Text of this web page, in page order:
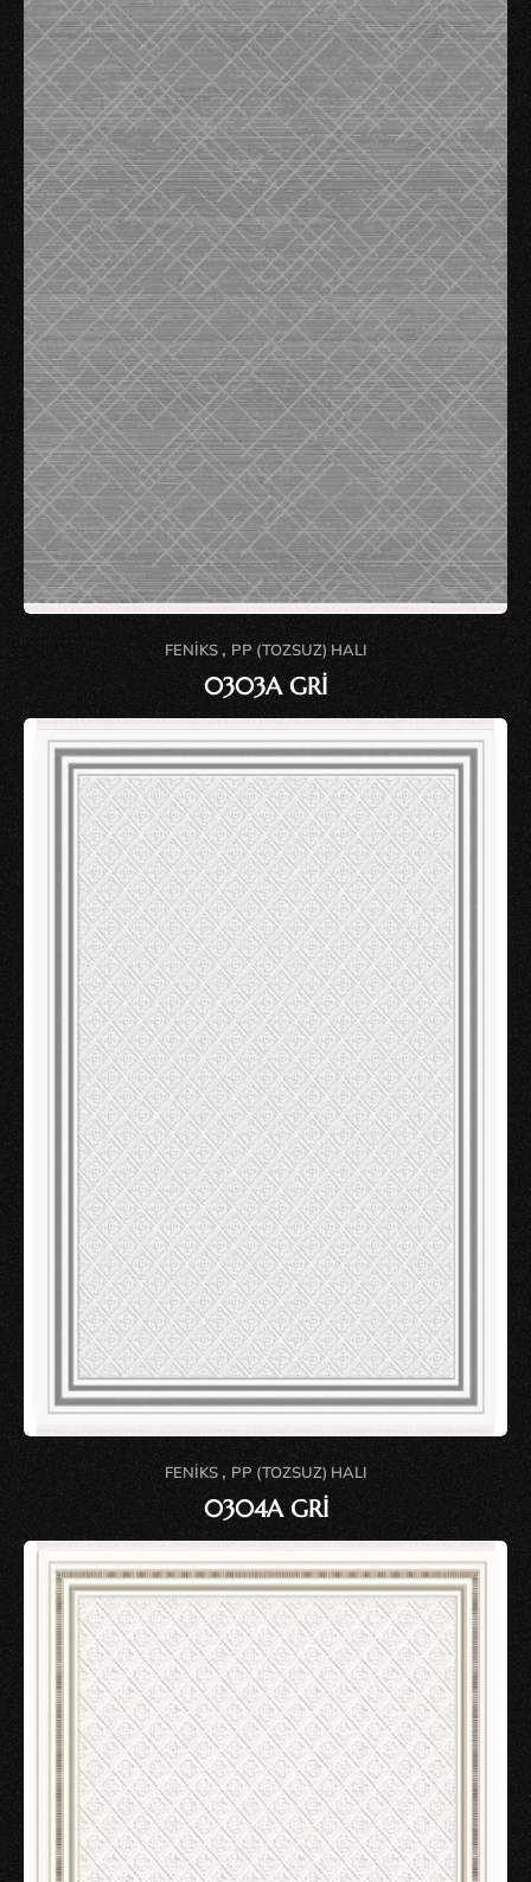
FENIKS , PP (TOZSUZ) HALI
0303A GRİ
FENIKS , PP (TOZSUZ) HALI
0304A GRİ